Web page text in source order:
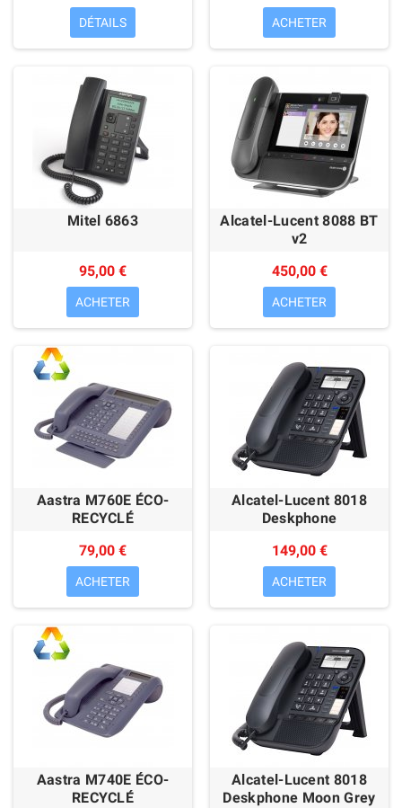
DÉTAILS ACHETER
Mitel 6863
95,00 €
ACHETER
Alcatel-Lucent 8088 BT
v2
450,00 €
ACHETER
Aastra M760E ÉCO-
RECYCLÉ
79,00 €
ACHETER
Alcatel-Lucent 8018
Deskphone
149,00 €
ACHETER
Aastra M740E ÉCO-
RECYCLÉ
Alcatel-Lucent 8018
Deskphone Moon Grey